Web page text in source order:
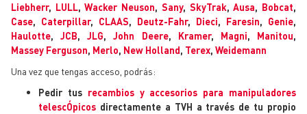
Liebherr, LULL,Wacker Neuson, Sany, SkyTrak,Ausa, Bobcat,
Case, Caterpillar, CLAAS, Deutz-Fahr, Dieci, Faresin, Genie,
Haulotte,JCB,JLG,John Deere, Kramer, Magni, Manitou,
Massey Ferguson, Merlo, New Holland, Terex, Weidemann
Una vez que tengas acceso, podrás:
Pedir tus recambios y accesorios para manipuladores
telescÓpicos directamente a TVH a través de tu propio